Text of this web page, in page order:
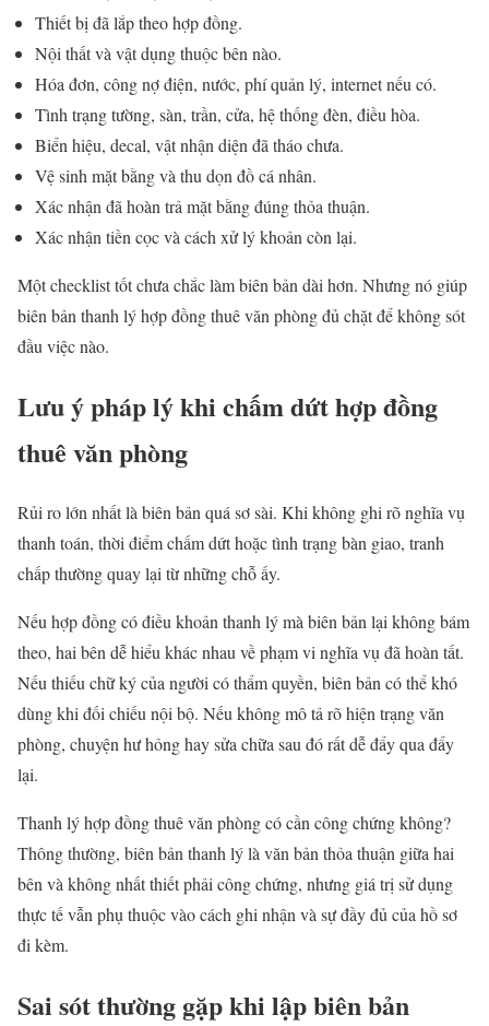
Thiết bị đã lắp theo hợp đồng.
Nội thất và vật dụng thuộc bên nào.
Hóa đơn, công nợ điện, nước, phí quản lý, internet nếu có.
Tình trạng tường, sàn, trần, cửa, hệ thống đèn, điều hòa.
Biển hiệu, decal, vật nhận diện đã tháo chưa.
Vệ sinh mặt bằng và thu dọn đồ cá nhân.
Xác nhận đã hoàn trả mặt bằng đúng thỏa thuận.
Xác nhận tiền cọc và cách xử lý khoản còn lại.
Một checklist tốt chưa chắc làm biên bản dài hơn. Nhưng nó giúp
biên bản thanh lý hợp đồng thuê văn phòng đủ chặt để không sót
đầu việc nào.
Lưu ý pháp lý khi chấm dứt hợp đồng
thuê văn phòng
Rủi ro lớn nhất là biên bản quá sơ sài. Khi không ghi rõ nghĩa vụ
thanh toán, thời điểm chấm dứt hoặc tình trạng bàn giao, tranh
chấp thường quay lại từ những chỗ ấy.
Nếu hợp đồng có điều khoản thanh lý mà biên bản lại không bám
theo, hai bên dễ hiểu khác nhau về phạm vi nghĩa vụ đã hoàn tất.
Nếu thiếu chữ ký của người có thẩm quyền, biên bản có thể khó
dùng khi đối chiếu nội bộ. Nếu không mô tả rõ hiện trạng văn
phòng, chuyện hư hỏng hay sửa chữa sau đó rất dễ đẩy qua đẩy
lại.
Thanh lý hợp đồng thuê văn phòng có cần công chứng không?
Thông thường, biên bản thanh lý là văn bản thỏa thuận giữa hai
bên và không nhất thiết phải công chứng, nhưng giá trị sử dụng
thực tế vẫn phụ thuộc vào cách ghi nhận và sự đầy đủ của hồ sơ
đi kèm.
Sai sót thường gặp khi lập biên bản